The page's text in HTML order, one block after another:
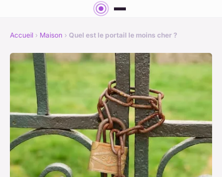
Accueil › Maison › Quel est le portail le moins cher ?